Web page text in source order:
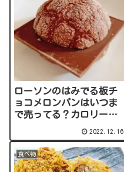
ローソンのはみでる板チ
ョコメロンパンはいつま
で売ってる？カロリー、
2022.12.16
食べ物